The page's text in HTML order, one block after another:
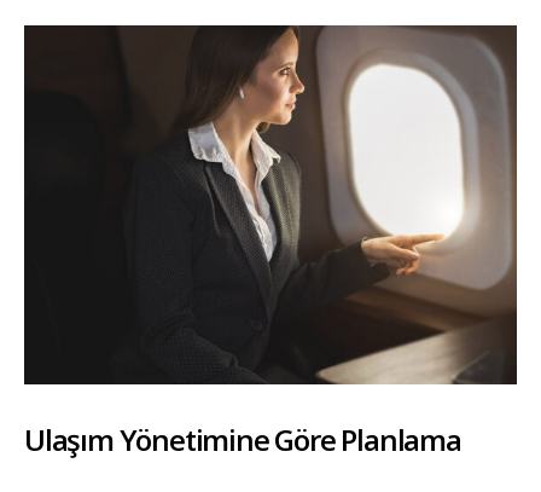
Ulaşım Yönetimine Göre Planlama